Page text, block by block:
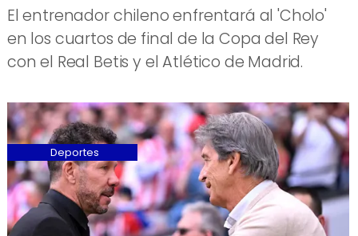
El entrenador chileno enfrentará al 'Cholo'
en los cuartos de final de la Copa del Rey
con el Real Betis y el Atlético de Madrid.
Deportes